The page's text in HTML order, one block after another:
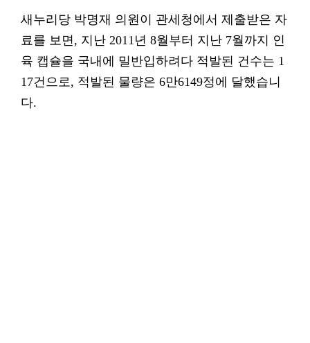
새누리당 박명재 의원이 관세청에서 제출받은 자
료를 보면, 지난 2011년 8월부터 지난 7월까지 인
육 캡슐을 국내에 밀반입하려다 적발된 건수는 1
17건으로, 적발된 물량은 6만6149정에 달했습니
다.